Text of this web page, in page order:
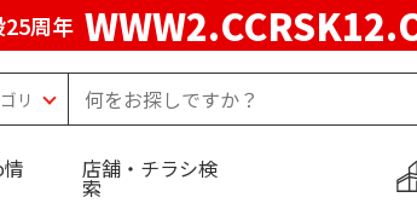
25周年
店舗・チラシ検
索